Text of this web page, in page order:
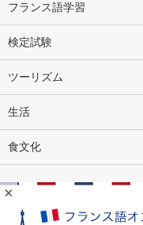
フランス語学習
検定試験
ツーリズム
生活
食文化
個人
×